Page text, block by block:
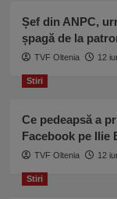
Șef din ANPC,
șpagă de la
TVF Oltenia 12
Stiri
Ce pedeapsă a
Facebook pe Ilie
TVF Oltenia 12
Stiri